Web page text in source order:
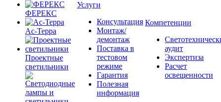
ФЕРЕКС
Ас-Терра
Проектные
светильники
Услуги
Консультация
Монтаж/
демонтаж
Поставка в
тестовом
режиме
Гарантия
Полезная
информация
Компетенции
аудит
Экспертиза
Расчет
освещенности